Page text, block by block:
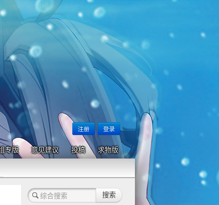
注册 登录
专版 意见建议 投稿 求物版